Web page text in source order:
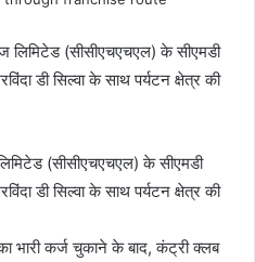
(सीसीएचएचएल) के सीएमडी
डी सिल्वा के साथ पर्यटन क्षेत्र की
भारी कर्ज चुकाने के बाद, कंट्री क्लब